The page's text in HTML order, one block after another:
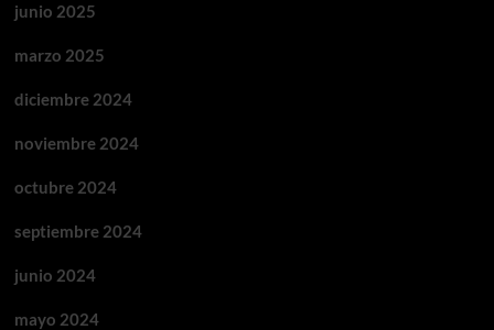
junio 2025
marzo 2025
diciembre 2024
noviembre 2024
octubre 2024
septiembre 2024
junio 2024
mayo 2024